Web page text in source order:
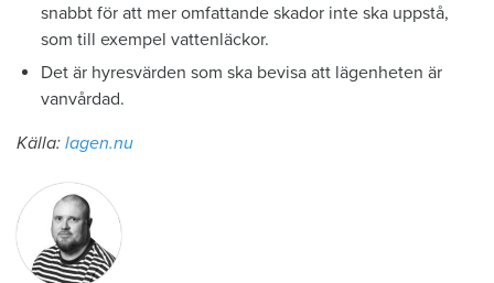
snabbt för att mer omfattande skador inte ska uppstå,
som till exempel vattenläckor.
Det är hyresvärden som ska bevisa att lägenheten är
vanvårdad.
Källa: lagen.nu